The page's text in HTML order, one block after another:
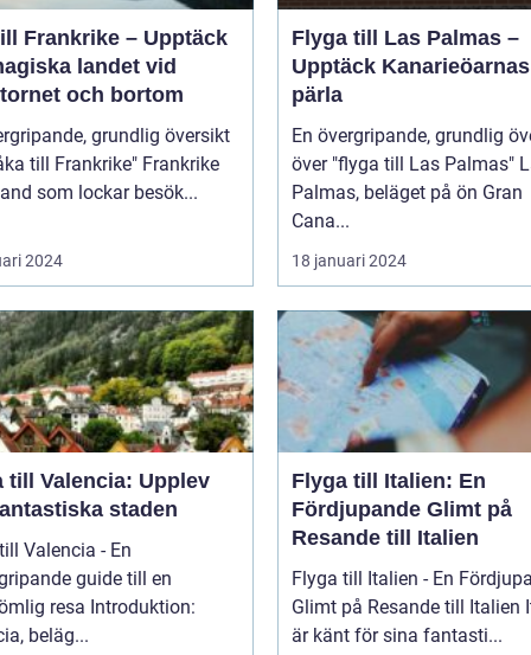
Frankrike – Upptäck
landet vid
och bortom
grundlig översikt
till Frankrike" Frankrike
som lockar besök...
2024
Flyga till Las Palmas –
Upptäck Kanarieöarnas
pärla
En övergripande, grundlig
över "flyga till Las Palmas" Las
Palmas, beläget på ön Gran
Cana...
18 januari 2024
till Valencia: Upplev
staden
Valencia - En
guide till en
Introduktion:
beläg...
Flyga till Italien: En
Fördjupande Glimt på
Resande till Italien
Flyga till Italien - En
Glimt på Resande till Italien Italien
är känt för sina fantasti...